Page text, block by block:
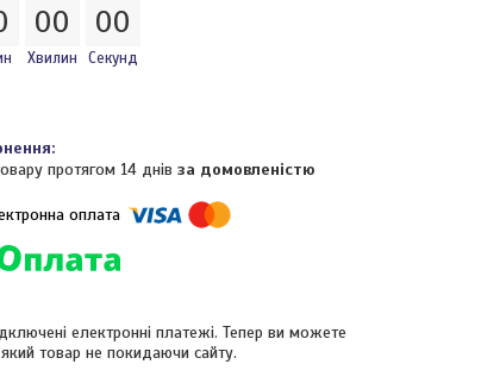
00
Хвилин
00
Секунд
протягом 14 днів за домовленістю
електронні платежі. Тепер ви можете
товар не покидаючи сайту.